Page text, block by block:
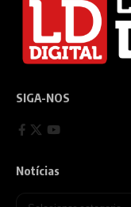
SIGA-NOS
Notícias